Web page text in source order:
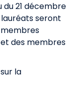
du 21 décembre
lauréats seront
des membres
la